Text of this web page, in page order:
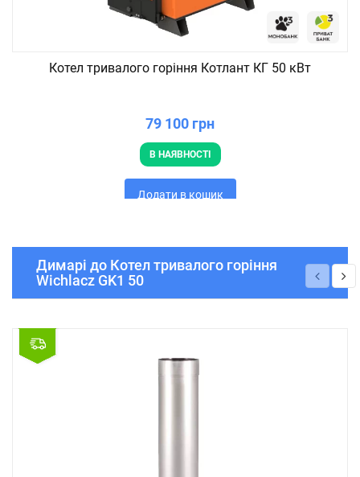
Котел тривалого горіння Котлант КГ 50 кВт
79 100 грн
В НАЯВНОСТІ
Додати в кошик
Димарі до Котел тривалого горіння
Wichlacz GK1 50